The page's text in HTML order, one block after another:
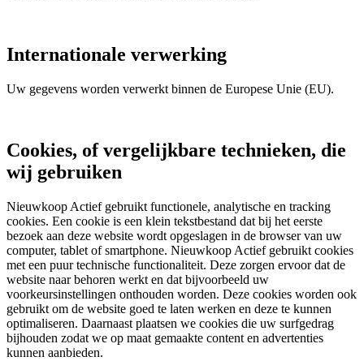
Internationale verwerking
Uw gegevens worden verwerkt binnen de Europese Unie (EU).
Cookies, of vergelijkbare technieken, die
wij gebruiken
Nieuwkoop Actief gebruikt functionele, analytische en tracking
cookies. Een cookie is een klein tekstbestand dat bij het eerste
bezoek aan deze website wordt opgeslagen in de browser van uw
computer, tablet of smartphone. Nieuwkoop Actief gebruikt cookies
met een puur technische functionaliteit. Deze zorgen ervoor dat de
website naar behoren werkt en dat bijvoorbeeld uw
voorkeursinstellingen onthouden worden. Deze cookies worden ook
gebruikt om de website goed te laten werken en deze te kunnen
optimaliseren. Daarnaast plaatsen we cookies die uw surfgedrag
bijhouden zodat we op maat gemaakte content en advertenties
kunnen aanbieden.